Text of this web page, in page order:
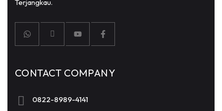
Terjangkau.
CONTACT COMPANY
0822-8989-4141